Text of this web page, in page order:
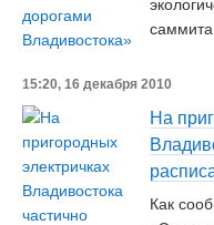
15:20, 16 декабря 2010
На
Как